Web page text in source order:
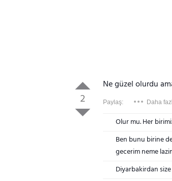
2
Ne güzel olurdu
Paylaş: Daha
Olur mu. Her
Ben bunu birine
gecerim neme
Diyarbakirdan